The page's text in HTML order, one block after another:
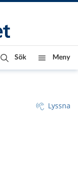
Sök Meny
Lyssna